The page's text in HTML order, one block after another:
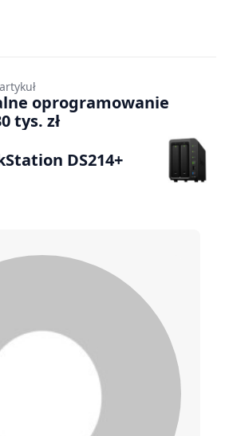
oprogramowanie
tys. zł
DS214+